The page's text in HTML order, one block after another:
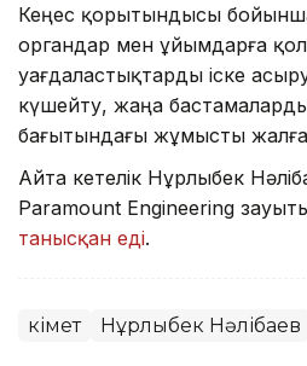
Кеңес қорытындысы
органдар мен ұйымдарға қол
уағдаластықтарды іске
күшейту, жаңа
бағытындағы жұмысты
Айта кетелік Нұрлыбек
Paramount Engineering
танысқан еді.
Үкімет Нұрлыбек Нәлібаев